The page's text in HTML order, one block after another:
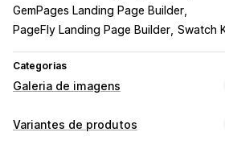
GemPages Landing Page Builder
PageFly Landing Page Builder Swatch
Categorias
Galeria de imagens
Tipos de galeria
Variantes de produtos